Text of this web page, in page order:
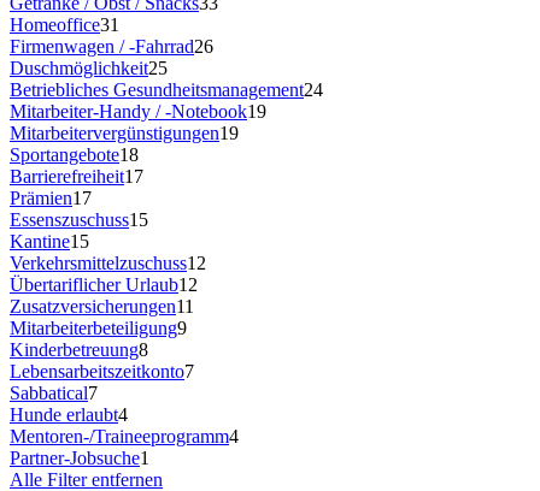
Homeoffice31
Firmenwagen / -Fahrrad26
Duschmöglichkeit25
Betriebliches Gesundheitsmanagement24
Mitarbeiter-Handy / -Notebook19
Mitarbeitervergünstigungen19
Sportangebote18
Barrierefreiheit17
Prämien17
Essenszuschuss15
Kantine15
Verkehrsmittelzuschuss12
Übertariflicher Urlaub12
Zusatzversicherungen11
Mitarbeiterbeteiligung9
Kinderbetreuung8
Lebensarbeitszeitkonto7
Sabbatical7
Hunde erlaubt4
Mentoren-/Traineeprogramm4
Partner-Jobsuche1
Alle Filter entfernen